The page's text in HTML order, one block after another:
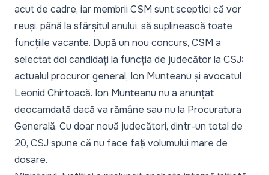
acut de cadre, iar membrii CSM sunt sceptici că vor
reuși, până la sfârșitul anului, să suplinească toate
funcțiile vacante. După un nou concurs, CSM a
selectatdoi candidați la funcția de judecător la CSJ:
actualul procuror general, Ion Munteanu și avocatul
Leonid Chirtoacă. Ion Munteanu nu a anunțat
deocamdată dacă va rămâne sau nu la Procuratura
Generală. Cu doar nouă judecători, dintr-un total de
20, CSJ spune că nu face față volumului mare de
dosare.